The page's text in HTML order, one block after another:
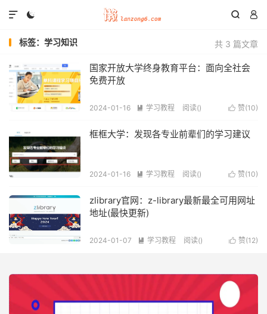
  

共 3 篇文章
标签：学习知识
国家开放大学终身教育平台：面向全社会
免费开放
 赞(10)
2024-01-16  学习教程 阅读()
框框大学：发现各专业前辈们的学习建议
 赞(10)
2024-01-16  学习教程 阅读()
zlibrary官网：z-library最新最全可用网址
地址(最快更新)
 赞(12)
2024-01-07  学习教程 阅读()